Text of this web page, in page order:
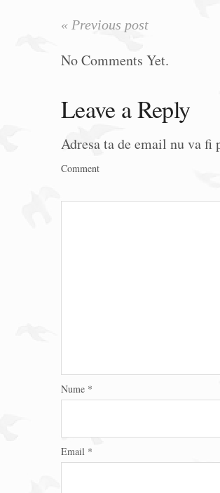
« Previous post
No Comments Yet.
Leave a Reply
Adresa ta de email nu va fi
Comment
Nume *
Email *